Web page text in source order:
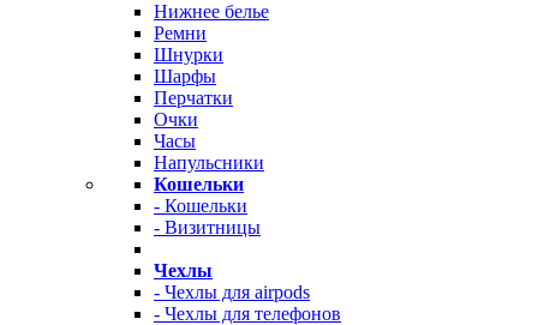
Нижнее белье
Ремни
Шнурки
Шарфы
Перчатки
Очки
Часы
Напульсники
Кошельки
- Кошельки
- Визитницы
Чехлы
- Чехлы для airpods
- Чехлы для телефонов